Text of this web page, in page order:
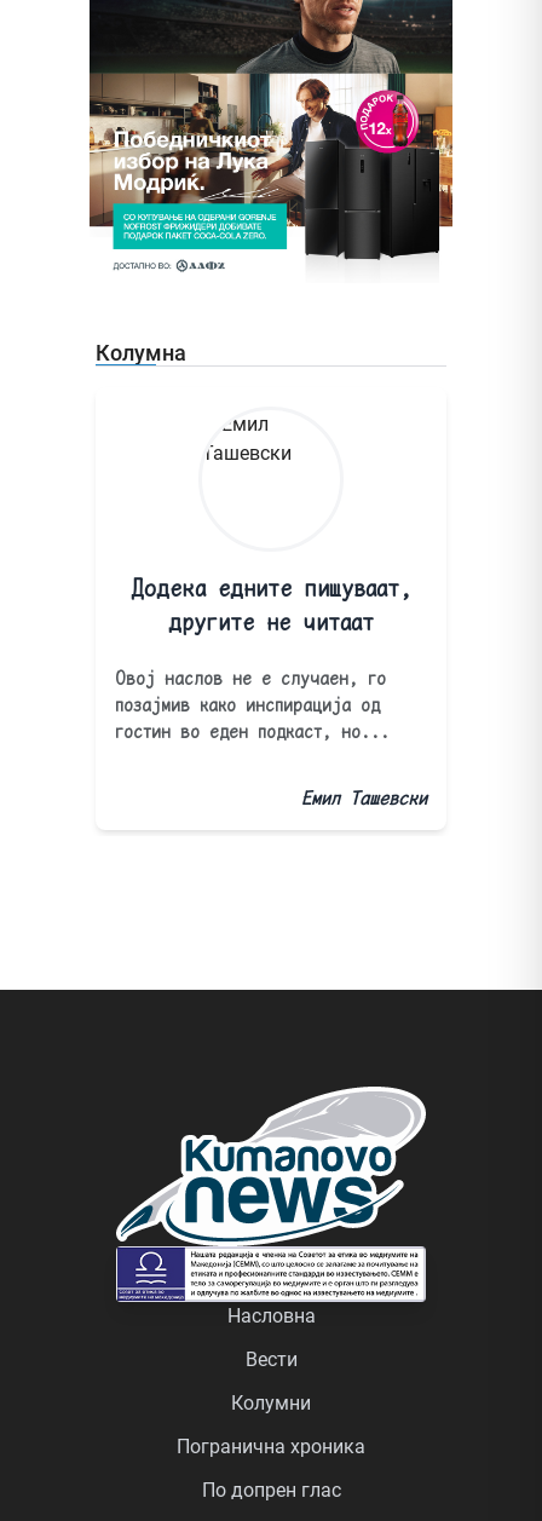
Колумна
Додека едните пишуваат,
другите не читаат
Овој наслов не е случаен, го
позајмив како инспирација од
гостин во еден подкаст, но...
Емил Ташевски
Насловна
Вести
Колумни
Погранична хроника
По допрен глас